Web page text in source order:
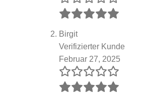
Birgit
Verifizierter Kunde
Februar 27, 2025